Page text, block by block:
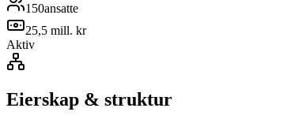
150ansatte
25,5 mill. kr
Aktiv
Eierskap & struktur